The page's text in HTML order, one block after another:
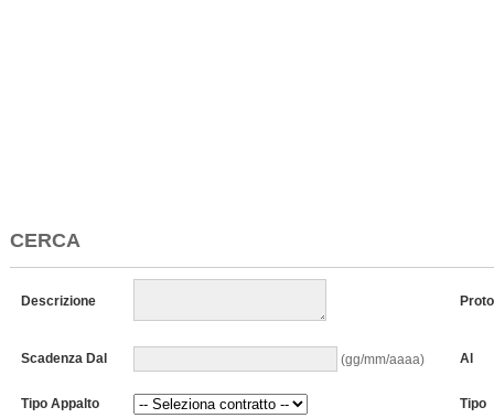
CERCA
Descrizione
Scadenza Dal (gg/mm/aaaa) Al
Tipo Appalto Tipo